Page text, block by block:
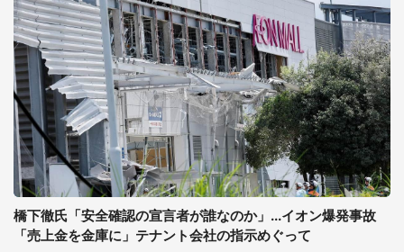
橋下徹氏「安全確認の宣言者が誰なのか」...イオン爆発事故
「売上金を金庫に」テナント会社の指示めぐって